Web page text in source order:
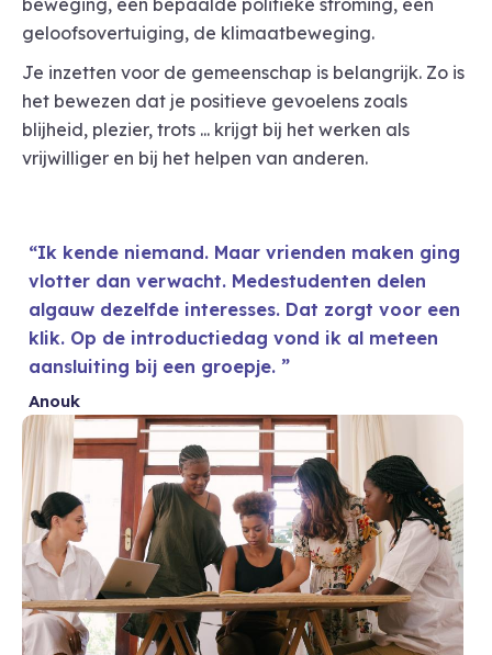
beweging, een bepaalde politieke stroming, een
geloofsovertuiging, de klimaatbeweging.
Je inzetten voor de gemeenschap is belangrijk. Zo is
het bewezen dat je positieve gevoelens zoals
blijheid, plezier, trots ... krijgt bij het werken als
vrijwilliger en bij het helpen van anderen.
Ik kende niemand. Maar vrienden maken ging
vlotter dan verwacht. Medestudenten delen
algauw dezelfde interesses. Dat zorgt voor een
klik. Op de introductiedag vond ik al meteen
aansluiting bij een groepje.
Anouk